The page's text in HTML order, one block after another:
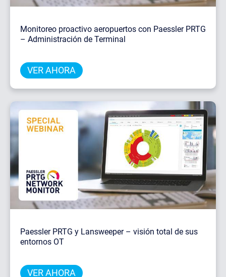
Monitoreo proactivo aeropuertos con Paessler PRTG
– Administración de Terminal
VER AHORA
Paessl er PRTG y Lansweeper – visión total de sus
entornos OT
VER AHORA